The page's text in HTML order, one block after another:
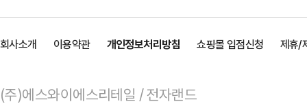
회사소개 이용약관 개인정보처리방침 쇼핑몰 입점신청 제휴/
(주)에스와이에스리테일 / 전자랜드